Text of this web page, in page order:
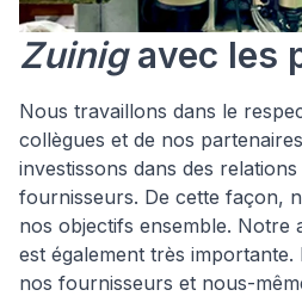
Zuinigavec les
Nous travaillons dans le
collègues et de nos
investissons dans des
fournisseurs. De cette façon,
nos objectifs ensemble. Notre
est également très importante.
nos fournisseurs et nous-